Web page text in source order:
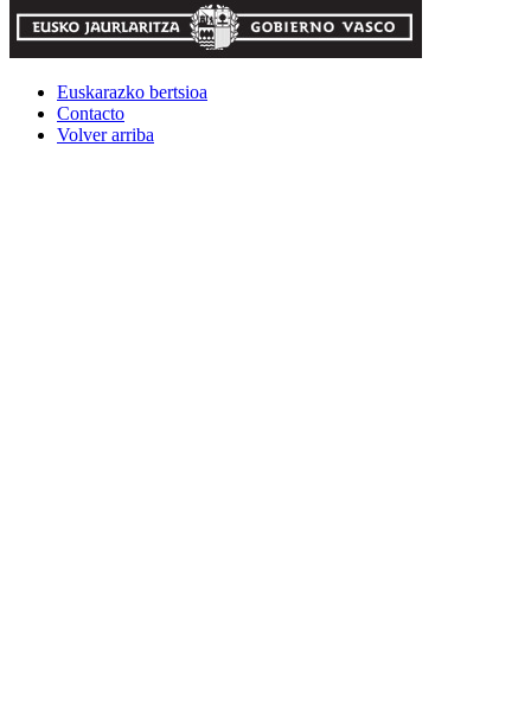
Euskarazko bertsioa
Contacto
Volver arriba